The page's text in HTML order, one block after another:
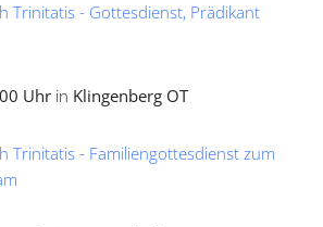
Trinitatis - Gottesdienst, Prädikant
Uhr in Klingenberg OT
Trinitatis - Familiengottesdienst zum